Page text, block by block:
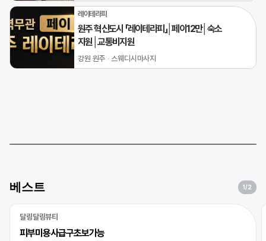
레이테라피
원주 혁신도시 「레이테라피」│페이12만│숙소
지원│교통비지원
강원 원주 스웨디시마사지
베스트 1/2
달링달링뷰티
피부미용사급구초보가능